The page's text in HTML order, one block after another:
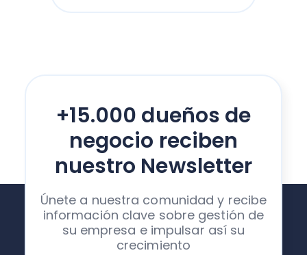
+15.000 dueños de
negocio reciben
nuestro Newsletter
Únete a nuestra comunidad y recibe
información clave sobre gestión de
su empresa e impulsar así su
crecimiento